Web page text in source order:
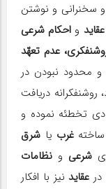
سخنرانى و نوشتن
عقاید و احکام شرعى
عدم تعهّد
و محدود نبودن در
دریافت
تخطئه نموده و
ساختهغرب یا شرق
شرعى و نظامات
در عقایدنیز با افکار